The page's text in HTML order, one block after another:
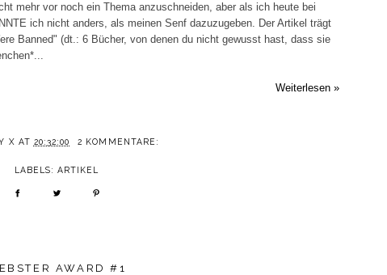
mehr vor noch ein Thema anzuschneiden, aber als ich heute bei
ich nicht anders, als meinen Senf dazuzugeben. Der Artikel trägt
Banned" (dt.: 6 Bücher, von denen du nicht gewusst hast, dass sie
Weiterlesen »
X AT 20:32:00 2 KOMMENTARE:
LABELS:ARTIKEL
AWARD #1